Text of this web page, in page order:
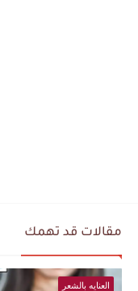
مقالات قد تهمك
العنايه بالشعر